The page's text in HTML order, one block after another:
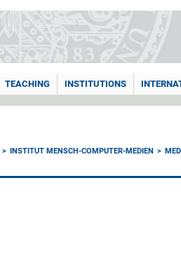
TEACHING INSTITUTIONS
INSTITUT MENSCH-COMPUTER-MEDIEN